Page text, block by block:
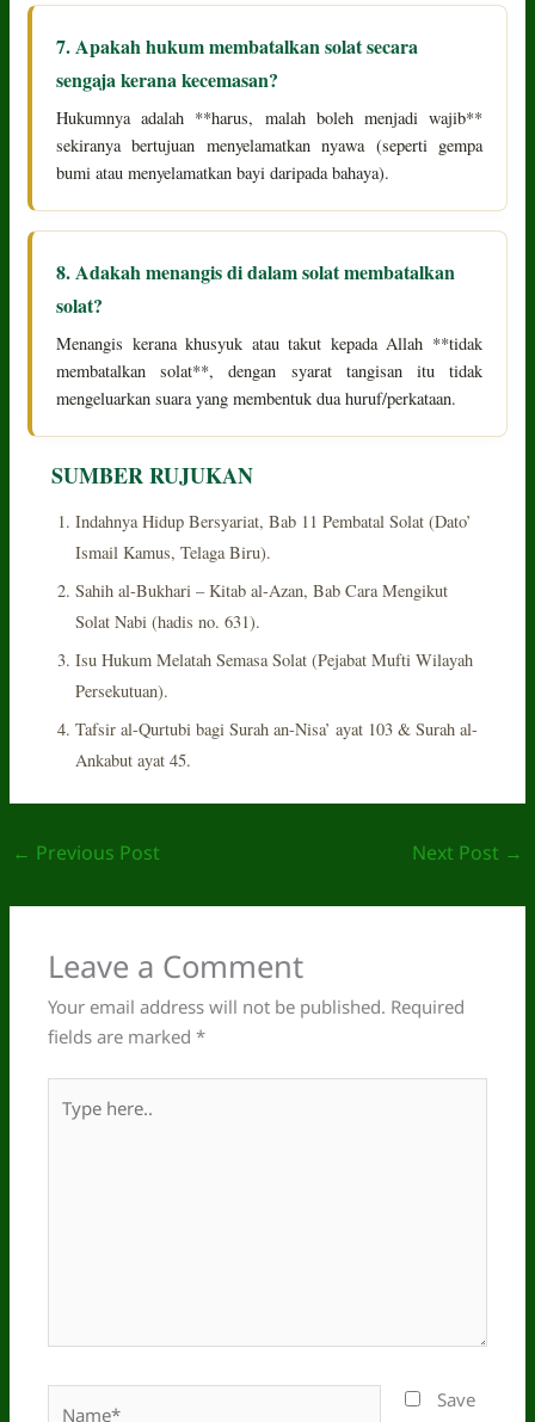
7. Apakah hukum membatalkan solat secara
sengaja kerana kecemasan?
Hukumnya adalah **harus, malah boleh menjadi wajib**
sekiranya bertujuan menyelamatkan nyawa (seperti gempa
bumi atau menyelamatkan bayi daripada bahaya).
8. Adakah menangis di dalam solat membatalkan
solat?
Menangis kerana khusyuk atau takut kepada Allah **tidak
membatalkan solat**, dengan syarat tangisan itu tidak
mengeluarkan suara yang membentuk dua huruf/perkataan.
SUMBER RUJUKAN
Indahnya Hidup Bersyariat, Bab 11 Pembatal Solat (Dato’
Ismail Kamus, Telaga Biru).
Sahih al-Bukhari – Kitab al-Azan, Bab Cara Mengikut
Solat Nabi (hadis no. 631).
Isu Hukum Melatah Semasa Solat (Pejabat Mufti Wilayah
Persekutuan).
Tafsir al-Qurtubi bagi Surah an-Nisa’ ayat 103 & Surah al-
Ankabut ayat 45.
← Previous Post Next Post →
Leave a Comment
Your email address will not be published. Required
fields are marked*
here..
Save